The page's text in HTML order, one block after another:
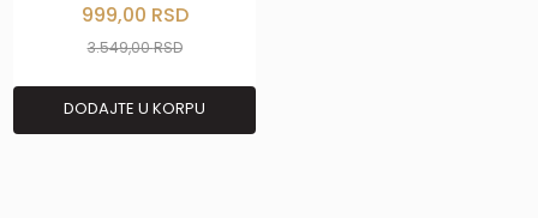
999,00 RSD
3.549,00RSD
DODAJTE U KORPU